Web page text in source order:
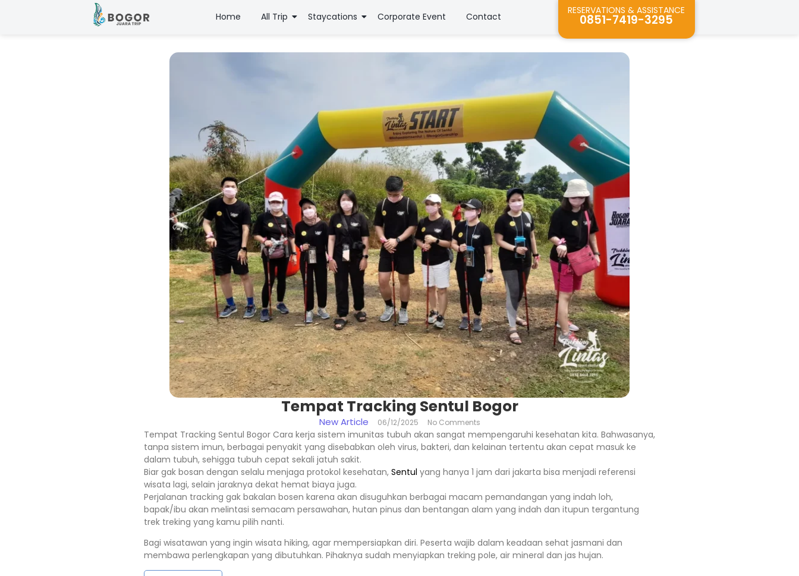
Home All Trip Staycations Corporate Event Contact
RESERVATIONS & ASSISTANCE
0851-7419-3295
Tempat Tracking Sentul Bogor
New Article 06/12/2025 No Comments
Tempat Tracking Sentul Bogor Cara kerja sistem imunitas tubuh akan sangat mempengaruhi kesehatan kita. Bahwasanya,
tanpa sistem imun, berbagai penyakit yang disebabkan oleh virus, bakteri, dan kelainan tertentu akan cepat masuk ke
dalam tubuh, sehigga tubuh cepat sekali jatuh sakit.
Biar gak bosan dengan selalu menjaga protokol kesehatan, Sentul yang hanya 1 jam dari jakarta bisa menjadi referensi
wisata lagi, selain jaraknya dekat hemat biaya juga.
Perjalanan tracking gak bakalan bosen karena akan disuguhkan berbagai macam pemandangan yang indah loh,
bapak/ibu akan melintasi semacam persawahan, hutan pinus dan bentangan alam yang indah dan itupun tergantung
trek treking yang kamu pilih nanti.
Bagi wisatawan yang ingin wisata hiking, agar mempersiapkan diri. Peserta wajib dalam keadaan sehat jasmani dan
membawa perlengkapan yang dibutuhkan. Pihaknya sudah menyiapkan treking pole, air mineral dan jas hujan.